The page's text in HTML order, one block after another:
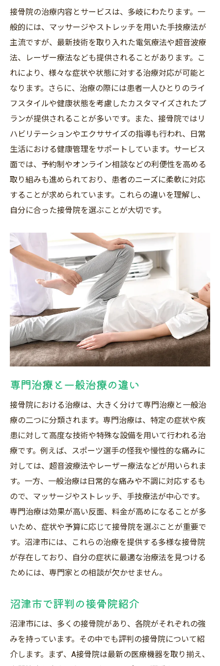
接骨院の治療内容とサービスは、多岐にわたります。一
般的には、マッサージやストレッチを用いた手技療法が
主流ですが、最新技術を取り入れた電気療法や超音波療
法、レーザー療法なども提供されることがあります。こ
れにより、様々な症状や状態に対する治療対応が可能と
なります。さらに、治療の際には患者一人ひとりのライ
フスタイルや健康状態を考慮したカスタマイズされたプ
ランが提供されることが多いです。また、接骨院ではリ
ハビリテーションやエクササイズの指導も行われ、日常
生活における健康管理をサポートしています。サービス
面では、予約制やオンライン相談などの利便性を高める
取り組みも進められており、患者のニーズに柔軟に対応
することが求められています。これらの違いを理解し、
自分に合った接骨院を選ぶことが大切です。
専門治療と一般治療の違い
接骨院における治療は、大きく分けて専門治療と一般治
療の二つに分類されます。専門治療は、特定の症状や疾
患に対して高度な技術や特殊な設備を用いて行われる治
療です。例えば、スポーツ選手の怪我や慢性的な痛みに
対しては、超音波療法やレーザー療法などが用いられま
す。一方、一般治療は日常的な痛みや不調に対応するも
ので、マッサージやストレッチ、手技療法が中心です。
専門治療は効果が高い反面、料金が高めになることが多
いため、症状や予算に応じて接骨院を選ぶことが重要で
す。沼津市には、これらの治療を提供する多様な接骨院
が存在しており、自分の症状に最適な治療法を見つける
ためには、専門家との相談が欠かせません。
沼津市で評判の接骨院紹介
沼津市には、多くの接骨院があり、各院がそれぞれの強
みを持っています。その中でも評判の接骨院について紹
介します。まず、A接骨院は最新の医療機器を取り揃え、